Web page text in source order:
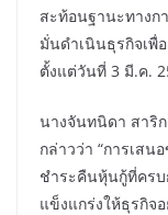
สะท้อนฐานะทางก
มั่นดำเนินธุรกิจเพื่
ตั้งแต่วันที่ 3 มี.ค.
นางจันทนิดา สาริ
กล่าวว่า “การเสน
ชำระคืนหุ้นกู้ที่คร
แข็งแกร่งให้ธุรกิจ